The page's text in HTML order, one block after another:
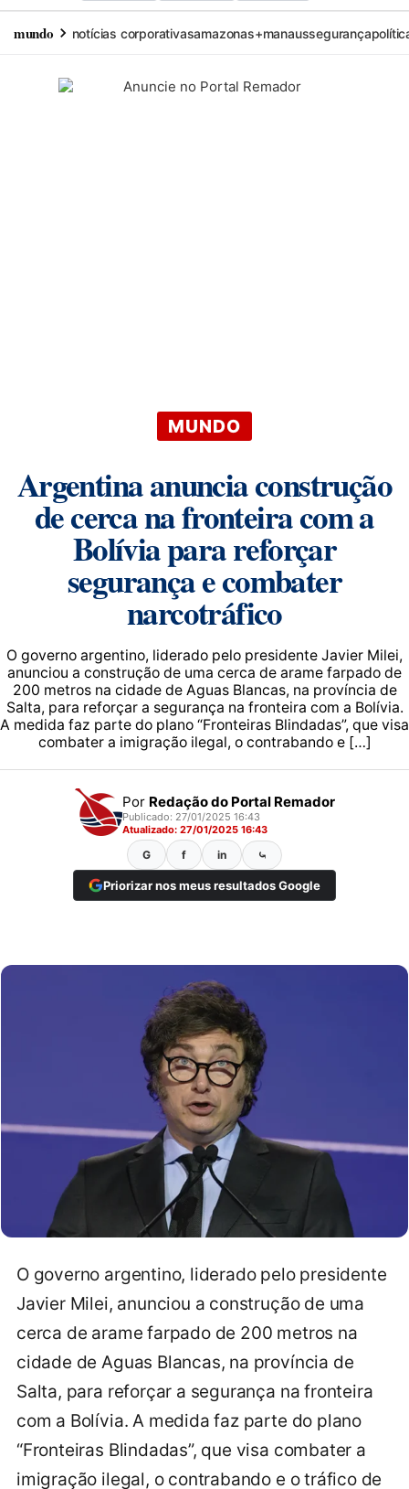
mundo notícias corporativasamazonas+manaussegurança
MUNDO
Argentina anuncia construção
de cerca na fronteira com a
Bolívia para reforçar
segurança e combater
narcotráfico
O governo argentino, liderado pelo presidente Javier Milei,
anunciou a construção de uma cerca de arame farpado de
200 metros na cidade de Aguas Blancas, na província de
Salta, para reforçar a segurança na fronteira com a Bolívia.
A medida faz parte do plano “Fronteiras Blindadas”, que visa
combater a imigração ilegal, o contrabando e […]
Por Redação do Portal Remador
Publicado: 27/01/2025 16:43
Atualizado: 27/01/2025 16:43
G f in ⤿
Priorizar nos meus resultados Google
O governo argentino, liderado pelo presidente
Javier Milei, anunciou a construção de uma
cerca de arame farpado de 200 metros na
cidade de Aguas Blancas, na província de
Salta, para reforçar a segurança na fronteira
com a Bolívia. A medida faz parte do plano
“Fronteiras Blindadas”, que visa combater a
imigração ilegal, o contrabando e o tráfico de